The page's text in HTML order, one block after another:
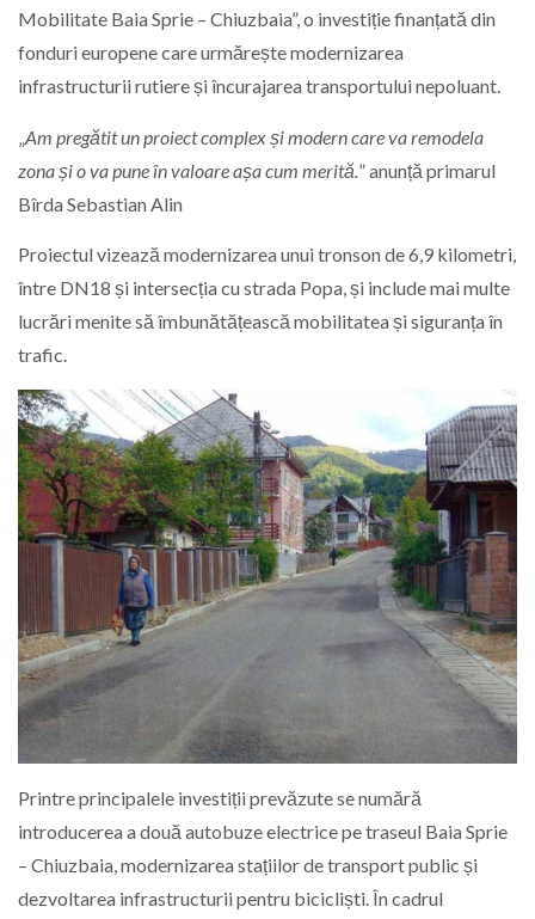
Mobilitate Baia Sprie – Chiuzbaia”, o investiție finanțată din
fonduri europene care urmărește modernizarea
infrastructurii rutiere și încurajarea transportului nepoluant.
„Am pregătit un proiect complex și modern care va remodela
zona și o va pune în valoare așa cum merită.” anunță primarul
Bîrda Sebastian Alin
Proiectul vizează modernizarea unui tronson de 6,9 kilometri,
între DN18 și intersecția cu strada Popa, și include mai multe
lucrări menite să îmbunătățească mobilitatea și siguranța în
trafic.
Printre principalele investiții prevăzute se numără
introducerea a două autobuze electrice pe traseul Baia Sprie
– Chiuzbaia, modernizarea stațiilor de transport public și
dezvoltarea infrastructurii pentru bicicliști. În cadrul